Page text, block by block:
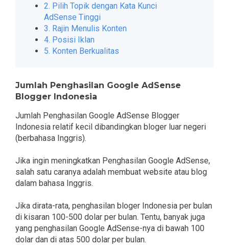
2. Pilih Topik dengan Kata Kunci
AdSense Tinggi
3. Rajin Menulis Konten
4. Posisi Iklan
5. Konten Berkualitas
Jumlah Penghasilan Google AdSense
Blogger Indonesia
Jumlah Penghasilan Google AdSense Blogger
Indonesia relatif kecil dibandingkan bloger luar negeri
(berbahasa Inggris).
Jika ingin meningkatkan Penghasilan Google AdSense,
salah satu caranya adalah membuat website atau blog
dalam bahasa Inggris.
Jika dirata-rata, penghasilan bloger Indonesia per bulan
di kisaran 100-500 dolar per bulan. Tentu, banyak juga
yang penghasilan Google AdSense-nya di bawah 100
dolar dan di atas 500 dolar per bulan.